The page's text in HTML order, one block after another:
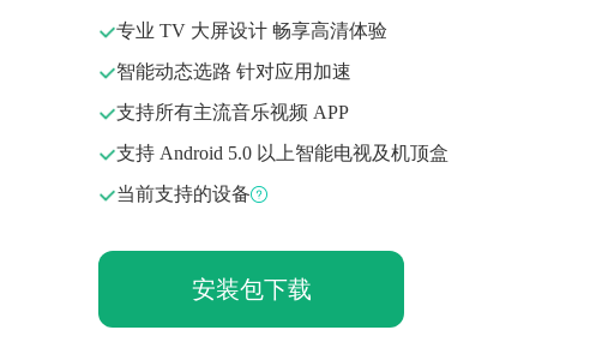
专业 TV 大屏设计 畅享高清体验
智能动态选路 针对应用加速
支持所有主流音乐视频 APP
支持 Android 5.0 以上智能电视及机顶盒
当前支持的设备
安装包下载